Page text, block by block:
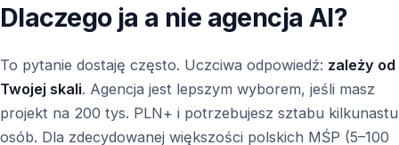
Dlaczego ja a nie agencja AI?
To pytanie dostaję często. Uczciwa odpowiedź: zależy od
Twojej skali. Agencja jest lepszym wyborem, jeśli masz
projekt na 200 tys. PLN+ i potrzebujesz sztabu kilkunastu
osób. Dla zdecydowanej większości polskich MŚP (5–100